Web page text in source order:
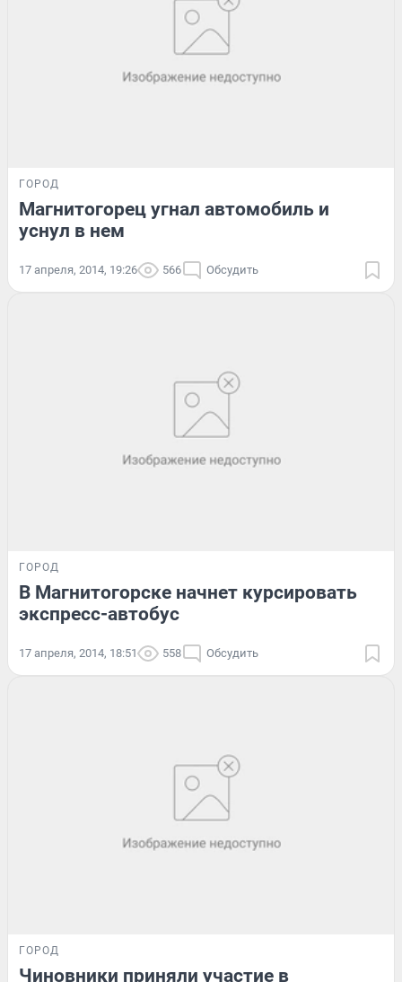
ГОРОД
Магнитогорец угнал автомобиль и
уснул в нем
17 апреля, 2014, 19:26 566 Обсудить
ГОРОД
В Магнитогорске начнет курсировать
экспресс-автобус
17 апреля, 2014, 18:51 558 Обсудить
ГОРОД
Чиновники приняли участие в